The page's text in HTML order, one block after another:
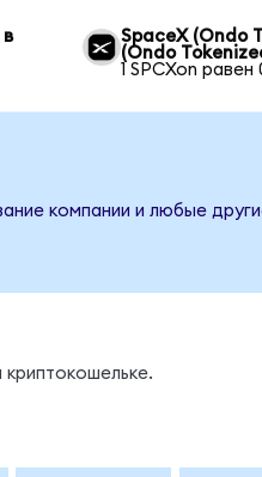
в
SpaceX (Ondo
(Ondo
1 SPCXon
компании и любые